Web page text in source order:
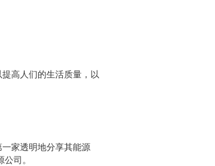
高人们的生活质量，以
家透明地分享其能源
司。